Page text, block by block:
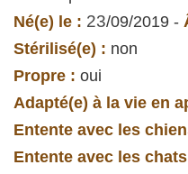
Né(e) le : 23/09/2019 -
Stérilisé(e) : non
Propre : oui
Adapté(e) à la vie en
Entente avec les
Entente avec les